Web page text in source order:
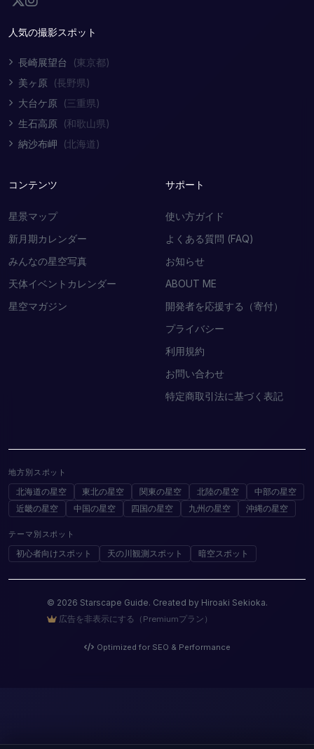
人気の撮影スポット
長崎展望台
(東京都)
美ヶ原 (長野県)
大台ケ原 (三重県)
生石高原 (和歌山県)
納沙布岬
(北海道)
コンテンツ
星景マップ
新月期カレンダー
みんなの星空写真
天体イベントカレンダー
星空マガジン
サポート
使い方ガイド
よくある質問 (FAQ)
お知らせ
ABOUT ME
開発者を応援する（寄付）
プライバシー
利用規約
お問い合わせ
特定商取引法に基づく表記
地方別スポット
北海道の星空 東北の星空 関東の星空 北陸の星空
中部の星空
近畿の星空
中国の星空 四国の星空 九州の星空 沖縄の星空
テーマ別スポット
初心者向けスポット 天の川観測スポット 暗空スポット
© 2026 Starscape Guide. Created by Hiroaki Sekioka.
広告を非表示にする（Premiumプラン）
Optimized for SEO & Performance